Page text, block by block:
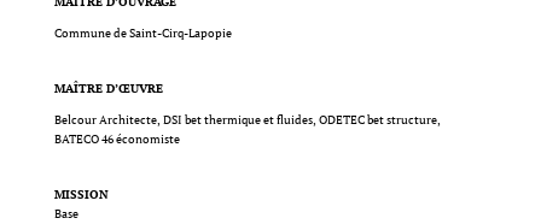
Commune de Saint-Cirq-Lapopie
MAÎTRE D’ŒUVRE
Belcour Architecte, DSI bet thermique et fluides, ODETEC bet structure,
BATECO 46 économiste
MISSION
Base